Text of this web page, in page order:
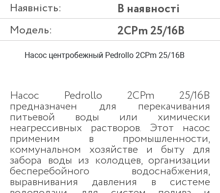
Наявність: В наявності
Модель: 2СРm 25/16B
Насос центробежный Pedrollo 2CPm 25/16B
Насос Pedrollo 2CPm 25/16B
предназначен для перекачивания
питьевой воды или химически
неагрессивных растворов. Этот насос
применим в промышленности,
коммунальном хозяйстве и быту для
забора воды из колодцев, организации
бесперебойного водоснабжения,
выравнивания давления в системе